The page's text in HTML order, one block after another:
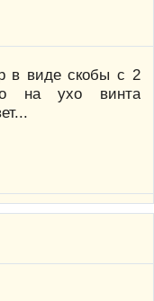
в виде скобы с 2
на ухо винта